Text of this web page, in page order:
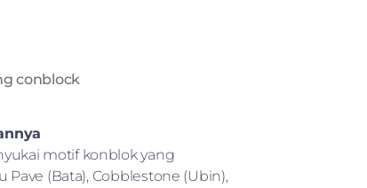
conblock
motif konblok yang
(Bata), Cobblestone (Ubin),